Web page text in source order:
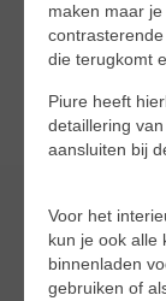
maken maar
die terugkomt
Piure heeft
detaillering
aansluiten bij
Voor het
kun je ook alle
binnenladen
gebruiken of